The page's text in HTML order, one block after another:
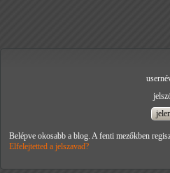
Belépve okosabb a blog. A fenti mezőkben
Elfelejtetted a jelszavad?